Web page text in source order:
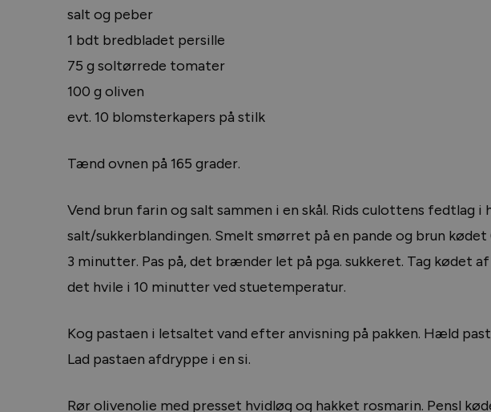
salt og peber
1 bdt bredbladet persille
75 g soltørrede tomater
100 g oliven
evt. 10 blomsterkapers på stilk
Tænd ovnen på 165 grader.
Vend brun farin og salt sammen i en skål. Rids culottens fedtlag i
salt/sukkerblandingen. Smelt smørret på en pande og brun
3 minutter. Pas på, det brænder let på pga. sukkeret. Tag kødet
det hvile i 10 minutter ved stuetemperatur.
Kog pastaen i letsaltet vand efter anvisning på pakken. Hæld
Lad pastaen afdryppe i en si.
Rør olivenolie med presset hvidløg og hakket rosmarin. Pensl